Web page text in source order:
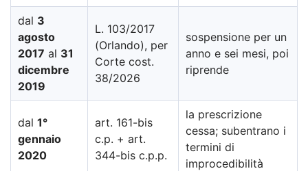
dal 3
agosto
2017 al 31
dicembre
2019
L. 103/2017
(Orlando), per
Corte cost.
38/2026
sospensione per un
anno e sei mesi, poi
riprende
dal 1°
gennaio
2020
art. 161-bis
c.p. + art.
344-bis c.p.p.
la prescrizione
cessa; subentrano i
termini di
improcedibilità